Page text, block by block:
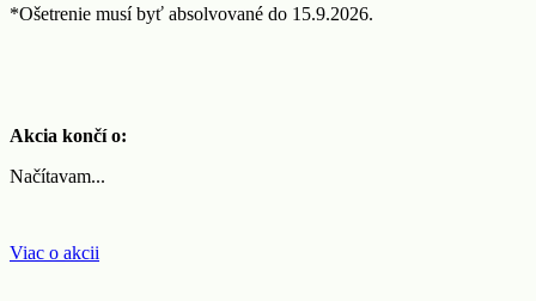
*Ošetrenie musí byť absolvované do 15.9.2026.
Akcia končí o:
Načítavam...
Viac o akcii